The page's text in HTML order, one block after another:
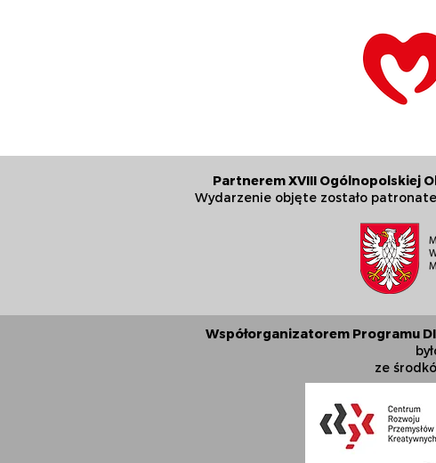
Partnerem XVIII Ogólnopolskiej
Wydarzenie objęte zostało
Współorganizatorem Programu
ze